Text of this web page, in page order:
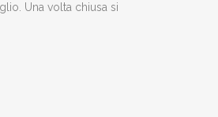
Una volta chiusa si